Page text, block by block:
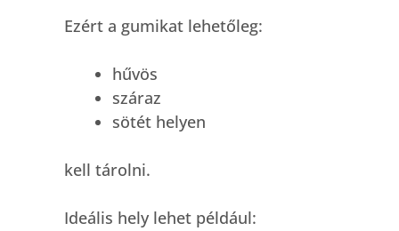
Ezért a gumikat lehetőleg:
hűvös
száraz
sötét helyen
kell tárolni.
Ideális hely lehet például: